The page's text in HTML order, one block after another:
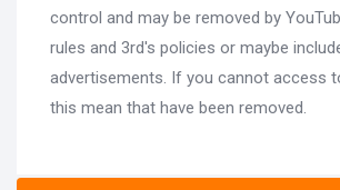
control and may be removed by
rules and 3rd's policies or maybe
advertisements. If you cannot access
this mean that have been removed.